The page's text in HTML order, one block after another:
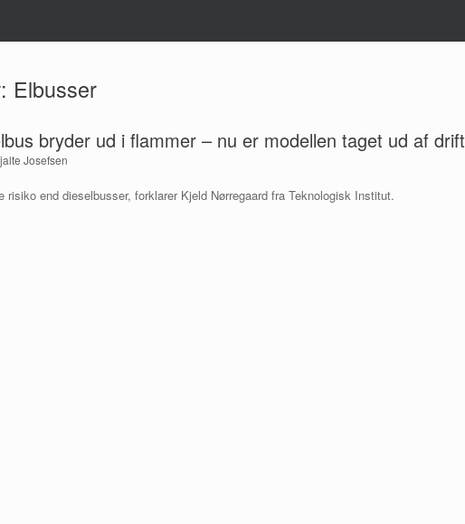
Elbusser
bryder ud i flammer – nu er modellen taget ud af drift
Josefsen
risiko end dieselbusser, forklarer Kjeld Nørregaard fra Teknologisk Institut.